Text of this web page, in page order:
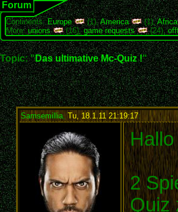
Forum
Continents:Europe (1),America (1),Africa
More:unions (16),game requests (24),
Topic: "Das ultimative Mc-Quiz !"
Samsemillia, Tu, 18.1.11 21:19:17:
2
Quiz